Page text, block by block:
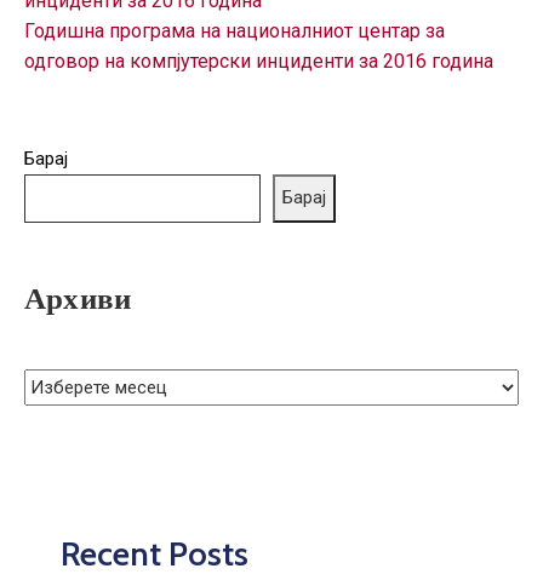
ЈАВНИ
НАБАВКИ
Годишна програма на националниот центар за
одговор на компјутерски инциденти за 2016 година
Барај
Барај
Архиви
Recent Posts